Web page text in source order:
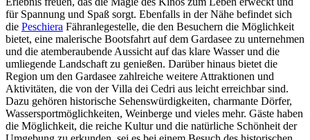
für Spannung und Spaß sorgt. Ebenfalls in der Nähe befindet sich
die Peschiera Fähranlegestelle, die den Besuchern die Möglichkeit
bietet, eine malerische Bootsfahrt auf dem Gardasee zu unternehmen
und die atemberaubende Aussicht auf das klare Wasser und die
umliegende Landschaft zu genießen. Darüber hinaus bietet die
Region um den Gardasee zahlreiche weitere Attraktionen und
Aktivitäten, die von der Villa dei Cedri aus leicht erreichbar sind.
Dazu gehören historische Sehenswürdigkeiten, charmante Dörfer,
Wassersportmöglichkeiten, Weinberge und vieles mehr. Gäste haben
die Möglichkeit, die reiche Kultur und die natürliche Schönheit der